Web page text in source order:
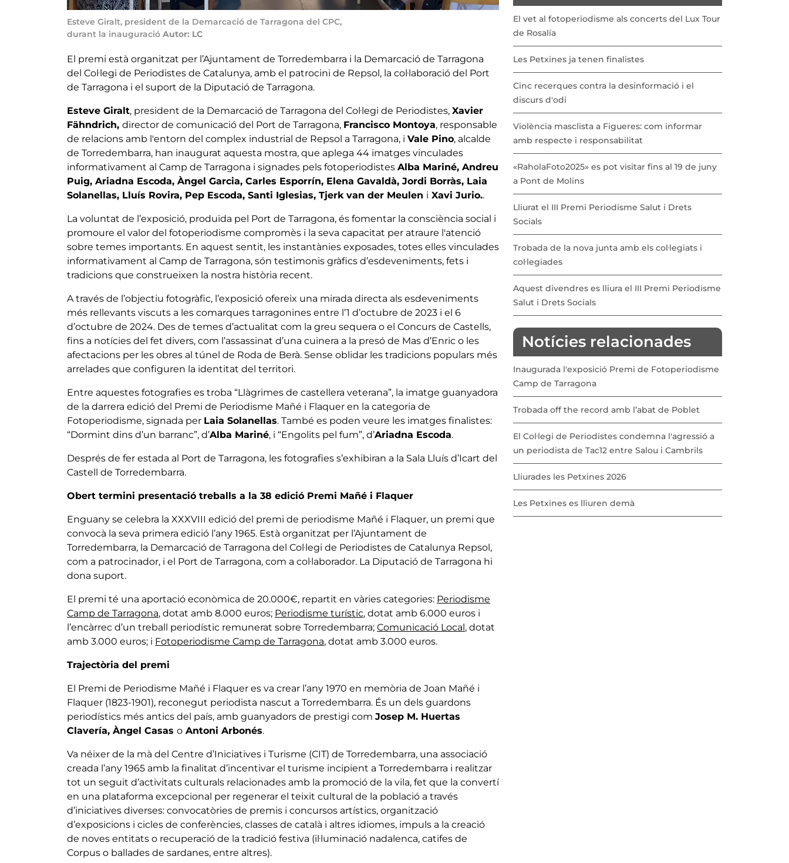
Esteve Giralt, president de la Demarcació de Tarragona del CPC,
durant la inauguració Autor: LC
El premi està organitzat per l’Ajuntament de Torredembarra i la Demarcació de Tarragona
del Col·legi de Periodistes de Catalunya, amb el patrocini de Repsol, la col·laboració del Port
de Tarragona i el suport de la Diputació de Tarragona.
Esteve Giralt, president de la Demarcació de Tarragona del Col·legi de Periodistes, Xavier
Fähndrich, director de comunicació del Port de Tarragona, Francisco Montoya, responsable
de relacions amb l'entorn del complex industrial de Repsol a Tarragona, i Vale Pino, alcalde
de Torredembarra, han inaugurat aquesta mostra, que aplega 44 imatges vinculades
informativament al Camp de Tarragona i signades pels fotoperiodistes Alba Mariné, Andreu
Puig, Ariadna Escoda, Àngel Garcia, Carles Esporrín, Elena Gavaldà, Jordi Borràs, Laia
Solanellas, Lluís Rovira, Pep Escoda, Santi Iglesias, Tjerk van der Meulen i Xavi Jurio..
La voluntat de l’exposició, produïda pel Port de Tarragona, és fomentar la consciència social i
promoure el valor del fotoperiodisme compromès i la seva capacitat per atraure l'atenció
sobre temes importants. En aquest sentit, les instantànies exposades, totes elles vinculades
informativament al Camp de Tarragona, són testimonis gràfics d’esdeveniments, fets i
tradicions que construeixen la nostra història recent.
A través de l’objectiu fotogràfic, l’exposició ofereix una mirada directa als esdeveniments
més rellevants viscuts a les comarques tarragonines entre l’1 d’octubre de 2023 i el 6
d’octubre de 2024. Des de temes d’actualitat com la greu sequera o el Concurs de Castells,
fins a notícies del fet divers, com l’assassinat d’una cuinera a la presó de Mas d’Enric o les
afectacions per les obres al túnel de Roda de Berà. Sense oblidar les tradicions populars més
arrelades que configuren la identitat del territori.
Entre aquestes fotografies es troba “Llàgrimes de castellera veterana”, la imatge guanyadora
de la darrera edició del Premi de Periodisme Mañé i Flaquer en la categoria de
Fotoperiodisme, signada per Laia Solanellas. També es poden veure les imatges finalistes:
“Dormint dins d’un barranc”, d’Alba Mariné, i “Engolits pel fum”, d’Ariadna Escoda.
Després de fer estada al Port de Tarragona, les fotografies s’exhibiran a la Sala Lluís d’Icart del
Castell de Torredembarra.
Obert termini presentació treballs a la 38 edició Premi Mañé i Flaquer
Enguany se celebra la XXXVIII edició del premi de periodisme Mañé i Flaquer, un premi que
convocà la seva primera edició l’any 1965. Està organitzat per l’Ajuntament de
Torredembarra, la Demarcació de Tarragona del Col·legi de Periodistes de Catalunya Repsol,
com a patrocinador, i el Port de Tarragona, com a col·laborador. La Diputació de Tarragona hi
dona suport.
El premi té una aportació econòmica de 20.000€, repartit en vàries categories: Periodisme
Camp de Tarragona, dotat amb 8.000 euros; Periodisme turístic, dotat amb 6.000 euros i
l’encàrrec d’un treball periodístic remunerat sobre Torredembarra; Comunicació Local, dotat
amb 3.000 euros; i Fotoperiodisme Camp de Tarragona, dotat amb 3.000 euros.
Trajectòria del premi
El Premi de Periodisme Mañé i Flaquer es va crear l’any 1970 en memòria de Joan Mañé i
Flaquer (1823-1901), reconegut periodista nascut a Torredembarra. És un dels guardons
periodístics més antics del país, amb guanyadors de prestigi com Josep M. Huertas
Clavería, Àngel Casas o Antoni Arbonés.
Va néixer de la mà del Centre d’Iniciatives i Turisme (CIT) de Torredembarra, una associació
creada l’any 1965 amb la finalitat d’incentivar el turisme incipient a Torredembarra i realitzar
tot un seguit d’activitats culturals relacionades amb la promoció de la vila, fet que la convertí
en una plataforma excepcional per regenerar el teixit cultural de la població a través
d’iniciatives diverses: convocatòries de premis i concursos artístics, organització
d’exposicions i cicles de conferències, classes de català i altres idiomes, impuls a la creació
de noves entitats o recuperació de la tradició festiva (il·luminació nadalenca, catifes de
Corpus o ballades de sardanes, entre altres).
El vet al fotoperiodisme als concerts del Lux Tour
de Rosalía
Les Petxines ja tenen finalistes
Cinc recerques contra la desinformació i el
discurs d'odi
Violència masclista a Figueres: com informar
amb respecte i responsabilitat
«RaholaFoto2025» es pot visitar fins al 19 de juny
a Pont de Molins
Lliurat el III Premi Periodisme Salut i Drets
Socials
Trobada de la nova junta amb els col·legiats i
col·legiades
Aquest divendres es lliura el III Premi Periodisme
Salut i Drets Socials
Notícies relacionades
Inaugurada l'exposició Premi de Fotoperiodisme
Camp de Tarragona
Trobada off the record amb l’abat de Poblet
El Col·legi de Periodistes condemna l'agressió a
un periodista de Tac12 entre Salou i Cambrils
Lliurades les Petxines 2026
Les Petxines es lliuren demà